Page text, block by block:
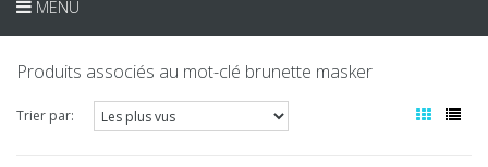
MENU
Produits associés au mot-clé brunette masker
Trier par: